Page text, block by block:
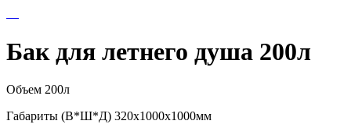
Бак для летнего душа 200л
Объем 200л
Габариты (В*Ш*Д) 320х1000х1000мм